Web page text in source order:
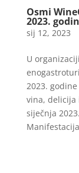
Osmi
2023.
sij 12, 2023
U
2023.
vina, delicija
siječnja